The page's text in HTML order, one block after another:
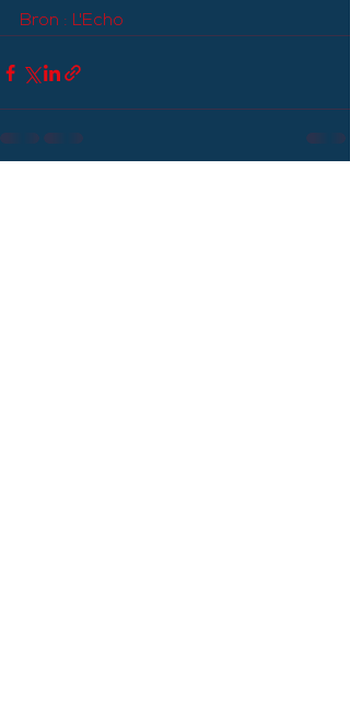
Bron : L'Echo